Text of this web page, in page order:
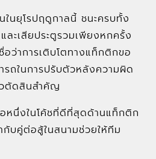
นยุโรปฤดูกาลนี้ ชนะครบทั้ง
ะเสียประตูรวมเพียงหกครั้ง
อว่าการเติบโตทางแท็กติกขอ
รถในการปรับตัวหลังความผิด
ตัดสินสำคัญ
หนึ่งในโค้ชที่ดีที่สุดด้านแท็กติก
บคู่ต่อสู้ในสนามช่วยให้ทีม